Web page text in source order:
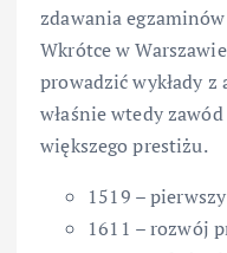
zdawania
Wkrótce w
prowadzić wykłady
właśnie wtedy zawód
większego prestiżu.
1519 –
1611 – rozwój